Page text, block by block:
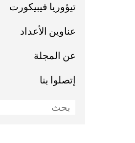
تيؤوريا فيبيكورت
عناوين الأعداد
عن المجلة
إتصلوا بنا
Search